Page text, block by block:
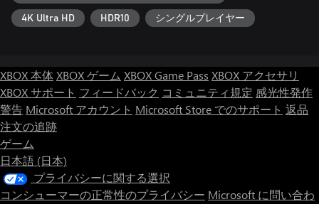
4K Ultra HD HDR10 シングルプレイヤー
XBOX 本体XBOX ゲーム XBOX Game Pass XBOX アクセサリ
XBOX サポート フィードバック コミュニティ規定 感光性発作
警告 Microsoft アカウント Microsoft Store でのサポート 返品
注文の追跡
ゲーム
日本語 (日本)
プライバシーに関する選択
コンシューマーの正常性のプライバシー Microsoft に問い合わ